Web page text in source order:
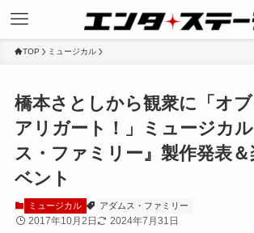
TOP ミュージカル
橋本さとしから観衆に「オブ
アリガート！」ミュージカ
ス・ファミリー』製作発表＆
ベント
ミュージカル アダムス・ファミリー
2017年10月2日 2024年7月31日